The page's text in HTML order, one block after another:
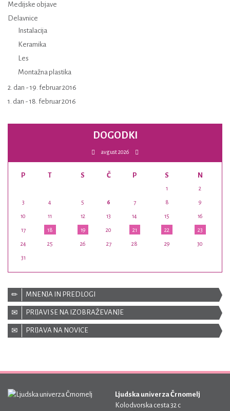
Medijske objave
Delavnice
Instalacija
Keramika
Les
Montažna plastika
2. dan - 19. februar 2016
1. dan - 18. februar 2016
DOGODKI
avgust 2026
P T S Č P S N
1 2
3 4 5 6 7 8 9
10 11 12 13 14 15 16
17 18 19 20 21 22 23
24 25 26 27 28 29 30
31
MNENJA IN PREDLOGI
PRIJAVI SE NA IZOBRAŽEVANJE
PRIJAVA NA NOVICE
Ljudska univerza Črnomelj
Kolodvorska cesta 32 c